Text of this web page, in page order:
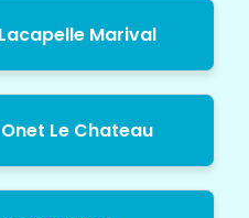
Marival
Le Chateau